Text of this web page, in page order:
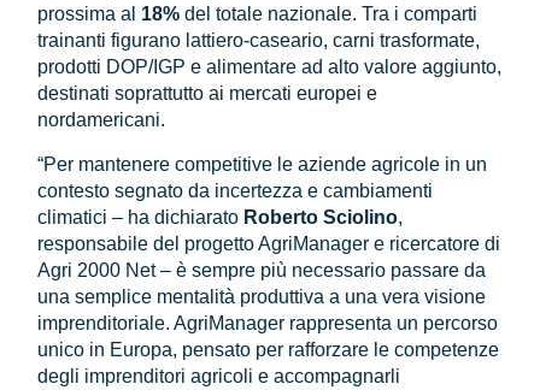
prossima al 18% del totale nazionale. Tra i comparti
trainanti figurano lattiero-caseario, carni trasformate,
prodotti DOP/IGP e alimentare ad alto valore aggiunto,
destinati soprattutto ai mercati europei e
nordamericani.
“Per mantenere competitive le aziende agricole in un
contesto segnato da incertezza e cambiamenti
climatici – ha dichiarato Roberto Sciolino,
responsabile del progetto AgriManager e ricercatore di
Agri 2000 Net – è sempre più necessario passare da
una semplice mentalità produttiva a una vera visione
imprenditoriale. AgriManager rappresenta un percorso
unico in Europa, pensato per rafforzare le competenze
degli imprenditori agricoli e accompagnarli